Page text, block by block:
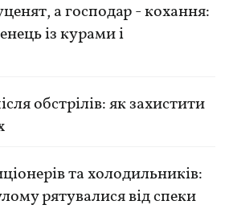
а господар - кохання:
із курами і
обстрілів: як захистити
та холодильників:
рятувалися від спеки